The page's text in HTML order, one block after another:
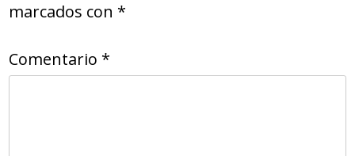
marcados con *
Comentario *